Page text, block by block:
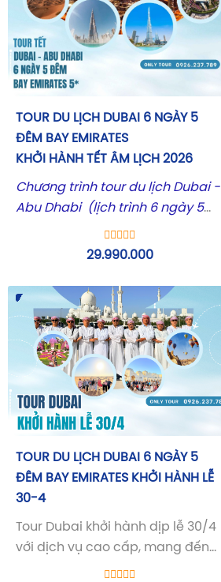
TOUR DU LỊCH DUBAI 6 NGÀY 5
ĐÊM BAY EMIRATES
KHỞI HÀNH TẾT ÂM LỊCH 2026
Chương trình tour du lịch Dubai -
Abu Dhabi (lịch trình 6 ngày 5
đêm) bay của hãng hàng không
5 sao Emirates tết Âm Lịch 2026
29.990.000
TOUR DU LỊCH DUBAI 6 NGÀY 5
ĐÊM BAY EMIRATES KHỞI HÀNH LỄ
30-4
Tour Dubai khởi hành dịp lễ 30/4
với dịch vụ cao cấp, mang đến
cho du khách những trải nghiệm